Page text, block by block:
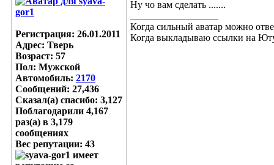
Регистрация: 26.01.2011
Адрес: Тверь
Возраст: 57
Пол: Мужской
Автомобиль: 2170
Сообщений: 27,436
Сказал(а) спасибо: 3,127
Поблагодарили 4,167
раз(а) в 3,179
сообщениях
Вес репутации: 43
Ну чо вам сделать .......
Когда сильный аватар можно
Когда выкладываю ссылки на